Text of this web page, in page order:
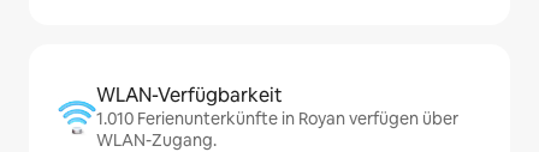
WLAN-Verfügbarkeit
1.010 Ferienunterkünfte in Royan verfügen über
WLAN-Zugang.